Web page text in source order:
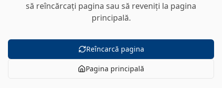
să reîncărcați pagina sau să reveniți la pagina
principală.
Reîncarcă pagina
Pagina principală